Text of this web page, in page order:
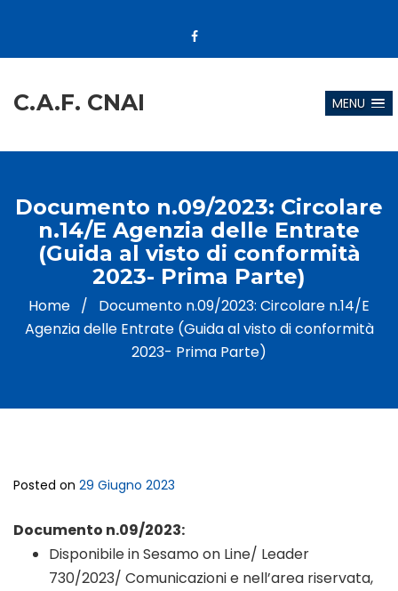
C.A.F. CNAI MENU
Documento n.09/2023: Circolare
n.14/E Agenzia delle Entrate
(Guida al visto di conformità
2023- Prima Parte)
Home / Documento n.09/2023: Circolare n.14/E
Agenzia delle Entrate (Guida al visto di conformità
2023- Prima Parte)
Posted on 29 Giugno 2023
Documento n.09/2023:
Disponibile in Sesamo on Line/ Leader
730/2023/ Comunicazioni e nell’area riservata,